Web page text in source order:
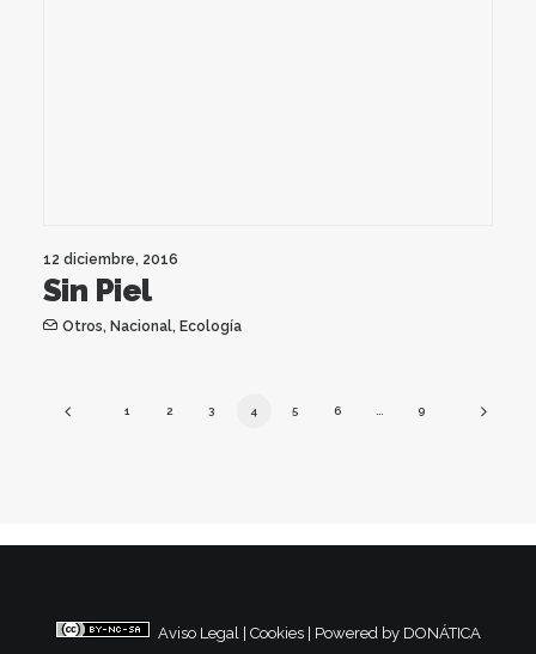
12 diciembre, 2016
Sin Piel
Otros, Nacional, Ecología
1 2 3 4 5 6 9
Aviso Legal Cookies Powered by DONÁTICA